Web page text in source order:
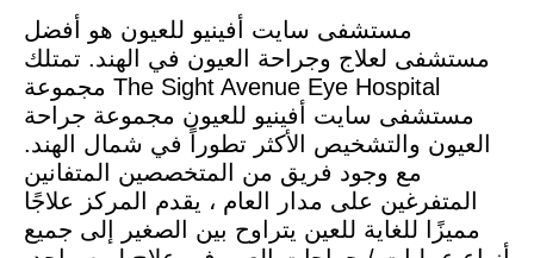
مستشفى سايت أفينيو للعيون هو أفضل
مستشفى لعلاج وجراحة العيون في الهند. تمتلك
مجموعة The Sight Avenue Eye Hospital
مستشفى سايت أفينيو للعيون مجموعة جراحة
العيون والتشخيص الأكثر تطوراً في شمال الهند.
مع وجود فريق من المتخصصين المتفانين
المتفرغين على مدار العام ، يقدم المركز علاجًا
مميزًا للغاية للعين يتراوح بين الصغير إلى جميع